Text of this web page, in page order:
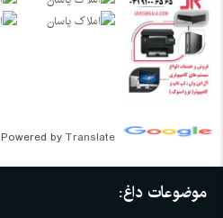
Powered by Translate
موضوعات داغ: